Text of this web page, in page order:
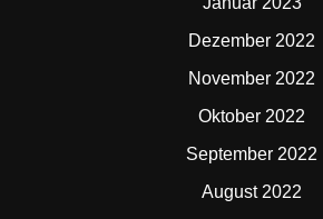
Dezember 2022
November 2022
Oktober 2022
September 2022
August 2022